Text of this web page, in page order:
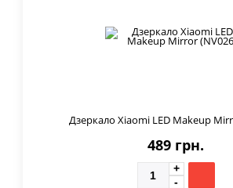
Дзеркало Xiaomi LED Makeup
489 грн.